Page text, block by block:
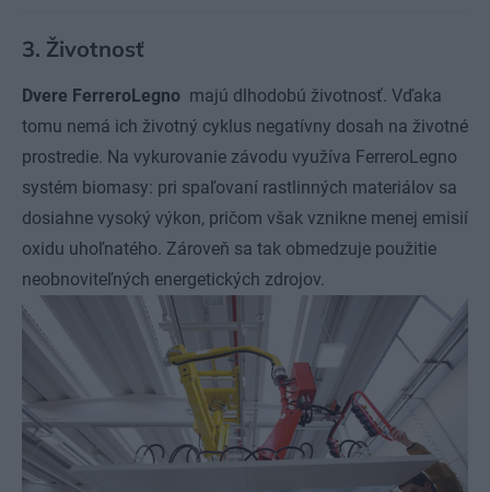
3. Životnosť
Dvere FerreroLegno majú dlhodobú životnosť. Vďaka
tomu nemá ich životný cyklus negatívny dosah na životné
prostredie. Na vykurovanie závodu využíva FerreroLegno
systém biomasy: pri spaľovaní rastlinných materiálov sa
dosiahne vysoký výkon, pričom však vznikne menej emisií
oxidu uhoľnatého. Zároveň sa tak obmedzuje použitie
neobnoviteľných energetických zdrojov.